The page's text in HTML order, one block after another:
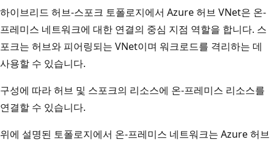
하이브리드 허브-스포크 토폴로지에서 Azure 허브 VNet은 온-
프레미스 네트워크에 대한 연결의 중심 지점 역할을 합니다. 스
포크는 허브와 피어링되는 VNet이며 워크로드를 격리하는 데
사용할 수 있습니다.
구성에 따라 허브 및 스포크의 리소스에 온-프레미스 리소스를
연결할 수 있습니다.
위에 설명된 토폴로지에서 온-프레미스 네트워크는 Azure 허브